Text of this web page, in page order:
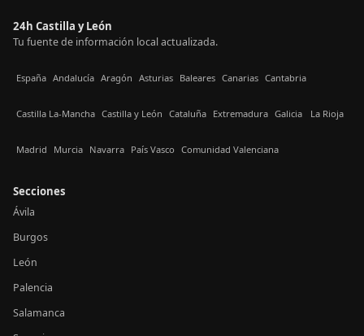
24h Castilla y León
Tu fuente de información local actualizada.
España Andalucía Aragón Asturias Baleares Canarias Cantabria
Castilla La-Mancha Castilla y León Cataluña Extremadura Galicia La Rioja
Madrid Murcia Navarra País Vasco Comunidad Valenciana
Secciones
Ávila
Burgos
León
Palencia
Salamanca